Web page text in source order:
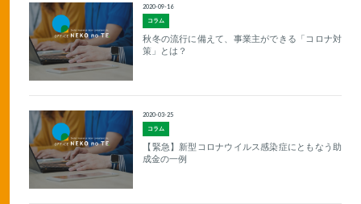
コラム
2020-09-16
秋冬の流行に備えて、事業主ができる「コロナ対
策」とは？
コラム
2020-03-25
【緊急】新型コロナウイルス感染症にともなう助
成金の一例